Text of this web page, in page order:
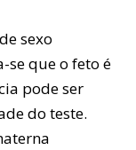
sexo
se que o feto é
pode ser
do teste.